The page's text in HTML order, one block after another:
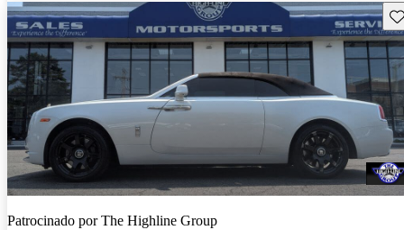
Patrocinado porThe Highline Group